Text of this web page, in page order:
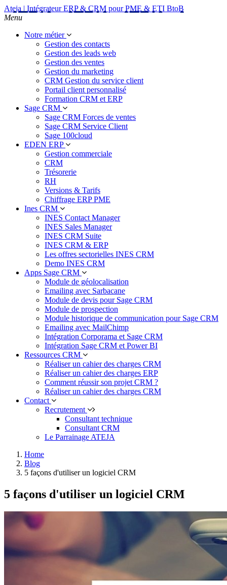
Ateja | Intégrateur ERP & CRM pour PME & ETI BtoB
Menu
Notre métier
Gestion des contacts
Gestion des leads web
Gestion des ventes
Gestion du marketing
CRM Gestion du service client
Portail client personnalisé
Formation CRM et ERP
Sage CRM
Sage CRM Forces de ventes
Sage CRM Service Client
Sage 100cloud
EDEN ERP
Gestion commerciale
CRM
Trésorerie
RH
Versions & Tarifs
Chiffrage ERP PME
Ines CRM
INES Contact Manager
INES Sales Manager
INES CRM Suite
INES CRM & ERP
Les offres sectorielles INES CRM
Demo INES CRM
Apps Sage CRM
Module de géolocalisation
Emailing avec Sarbacane
Module de devis pour Sage CRM
Module de prospection
Module historique de communication pour Sage CRM
Emailing avec MailChimp
Intégration Corporama et Sage CRM
Intégration Sage CRM et Power BI
Ressources CRM
Réaliser un cahier des charges CRM
Réaliser un cahier des charges ERP
Comment réussir son projet CRM ?
Réaliser un cahier des charges CRM
Contact
Recrutement
Consultant technique
Consultant CRM
Le Parrainage ATEJA
Home
Blog
5 façons d'utiliser un logiciel CRM
5 façons d'utiliser un logiciel CRM